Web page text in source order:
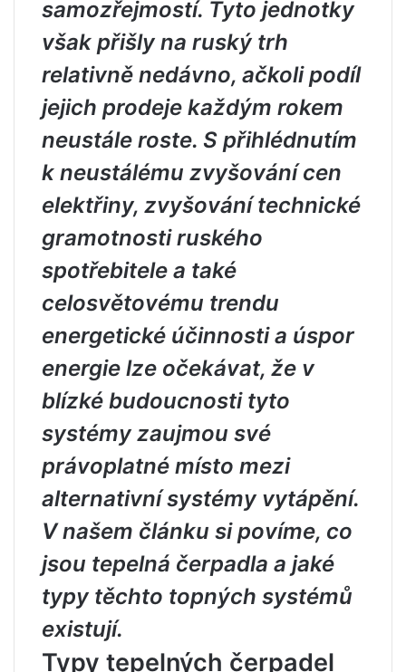
samozřejmostí. Tyto jednotky
však přišly na ruský trh
relativně nedávno, ačkoli podíl
jejich prodeje každým rokem
neustále roste. S přihlédnutím
k neustálému zvyšování cen
elektřiny, zvyšování technické
gramotnosti ruského
spotřebitele a také
celosvětovému trendu
energetické účinnosti a úspor
energie lze očekávat, že v
blízké budoucnosti tyto
systémy zaujmou své
právoplatné místo mezi
alternativní systémy vytápění.
V našem článku si povíme, co
jsou tepelná čerpadla a jaké
typy těchto topných systémů
existují.
Typy tepelných čerpadel